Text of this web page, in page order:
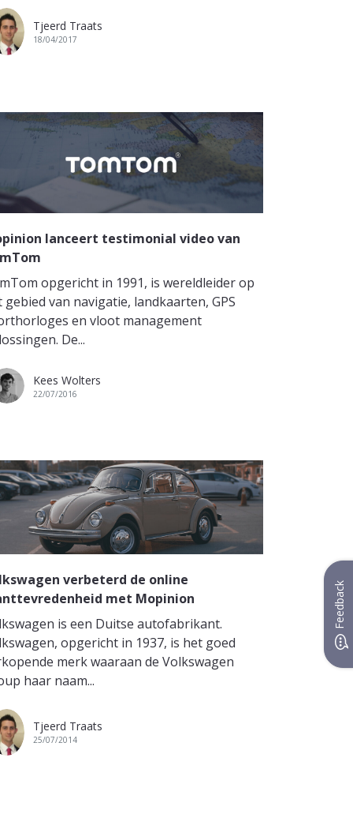
Tjeerd Traats
18/04/2017
lanceert testimonial video van
opgericht in 1991, is wereldleider op
gebied van navigatie, landkaarten, GPS
en vloot management
De...
Kees Wolters
22/07/2016
verbeterd de online
met Mopinion
is een Duitse autofabrikant.
opgericht in 1937, is het goed
merk waaraan de Volkswagen
haar naam...
Tjeerd Traats
25/07/2014
Feedback